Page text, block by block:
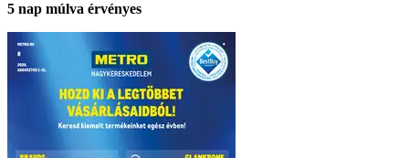
5 nap múlva érvényes